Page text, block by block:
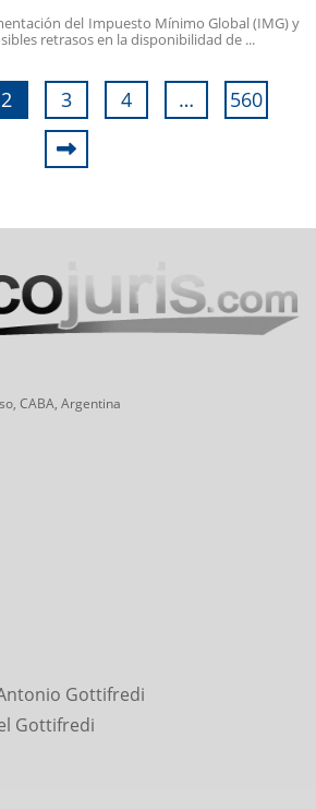
del Impuesto Mínimo Global (IMG) y
retrasos en la disponibilidad de ...
2 3 4 … 560
CABA, Argentina
Gottifredi
Gottifredi